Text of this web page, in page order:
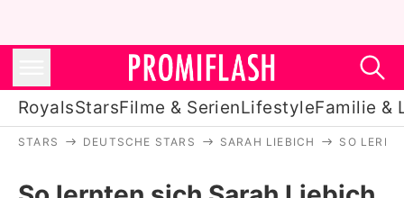
RoyalsStarsFilme & SerienLifestyleFamilie &
STARS DEUTSCHE STARS SARAH LIEBICH SO